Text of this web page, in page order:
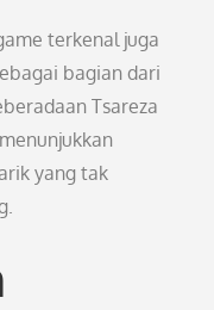
terkenal juga
bagian dari
Tsareza
yang tak